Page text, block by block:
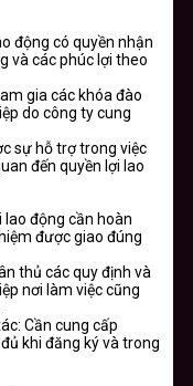
động có quyền nhận
và các phúc lợi theo
gia các khóa đào
do công ty cung
sự hỗ trợ trong việc
đến quyền lợi lao
lao động cần hoàn
được giao đúng
thủ các quy định và
nơi làm việc cũng
Cần cung cấp
khi đăng ký và trong